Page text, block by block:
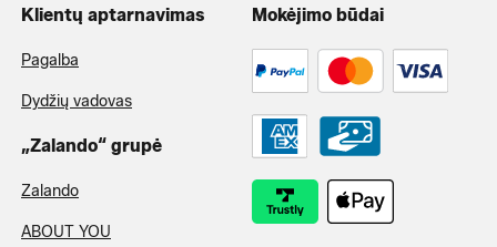
Klientų aptarnavimas
Pagalba
Dydžių vadovas
„Zalando“ grupė
Zalando
ABOUT YOU
Mokėjimo būdai